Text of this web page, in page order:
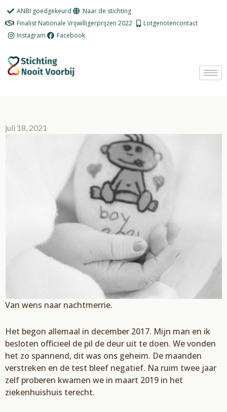
ANBI goedgekeurd
Naar de stichting
Finalist Nationale Vrijwilligerprijzen 2022
Lotgenotencontact
Instagram
Facebook
juli 18, 2021
Van wens naar nachtmerrie.
Het begon allemaal in december 2017. Mijn man en ik
besloten officieel de pil de deur uit te doen. We vonden
het zo spannend, dit was ons geheim. De maanden
verstreken en de test bleef negatief. Na ruim twee jaar
zelf proberen kwamen we in maart 2019 in het
ziekenhuishuis terecht.